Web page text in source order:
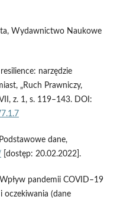
Wydawnictwo Naukowe
narzędzie
„Ruch Prawniczy,
z. 1, s. 119–143. DOI:
dane,
[dostęp: 20.02.2022].
pandemii COVID–19
oczekiwania (dane